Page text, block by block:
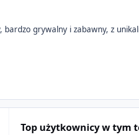
grywalny i zabawny, z
Top użytkownicy w tym